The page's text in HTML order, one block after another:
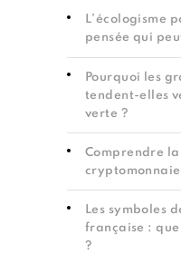
L’écologisme
pensée qui
Pourquoi les
tendent-elles
verte ?
Comprendre
Les symboles
française :
?